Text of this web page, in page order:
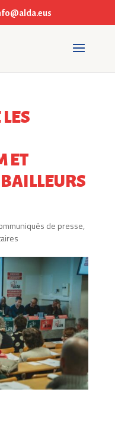
ET
BAILLEURS
de presse,